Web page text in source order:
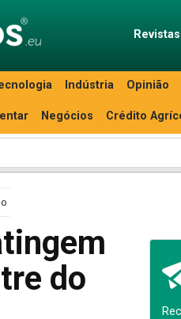
Revistas
Indústria Opinião
Negócios Crédito
do